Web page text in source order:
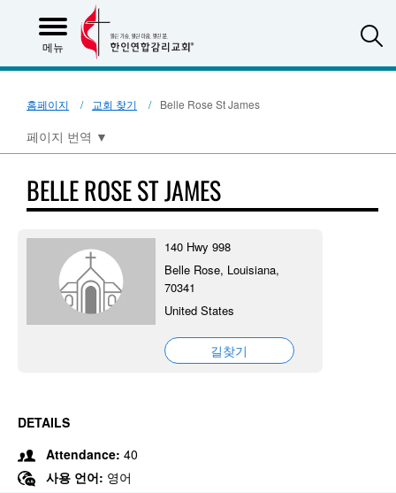
메뉴
홈페이지 교회 찾기 Belle Rose St James
페이지 번역 ▼
BELLE ROSE ST JAMES
140 Hwy 998
Belle Rose, Louisiana,
70341
United States
길찾기
DETAILS
Attendance: 40
사용 언어: 영어